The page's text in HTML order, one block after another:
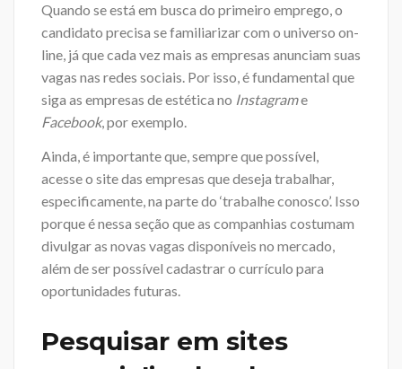
Quando se está em busca do primeiro emprego, o
candidato precisa se familiarizar com o universo on-
line, já que cada vez mais as empresas anunciam suas
vagas nas redes sociais. Por isso, é fundamental que
siga as empresas de estética no Instagrame
Facebook, por exemplo.
Ainda, é importante que, sempre que possível,
acesse o site das empresas que deseja trabalhar,
especificamente, na parte do ‘trabalhe conosco’. Isso
porque é nessa seção que as companhias costumam
divulgar as novas vagas disponíveis no mercado,
além de ser possível cadastrar o currículo para
oportunidades futuras.
Pesquisar em sites